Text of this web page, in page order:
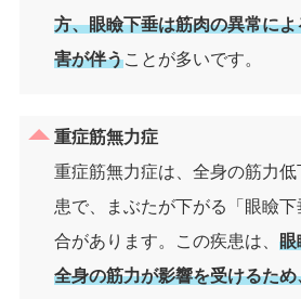
方、眼瞼下垂は筋肉の異常に
害が伴うことが多いです。
重症筋無力症
重症筋無力症は、全身の筋力
患で、まぶたが下がる「眼瞼
合があります。この疾患は、眼
全身の筋力が影響を受けるた